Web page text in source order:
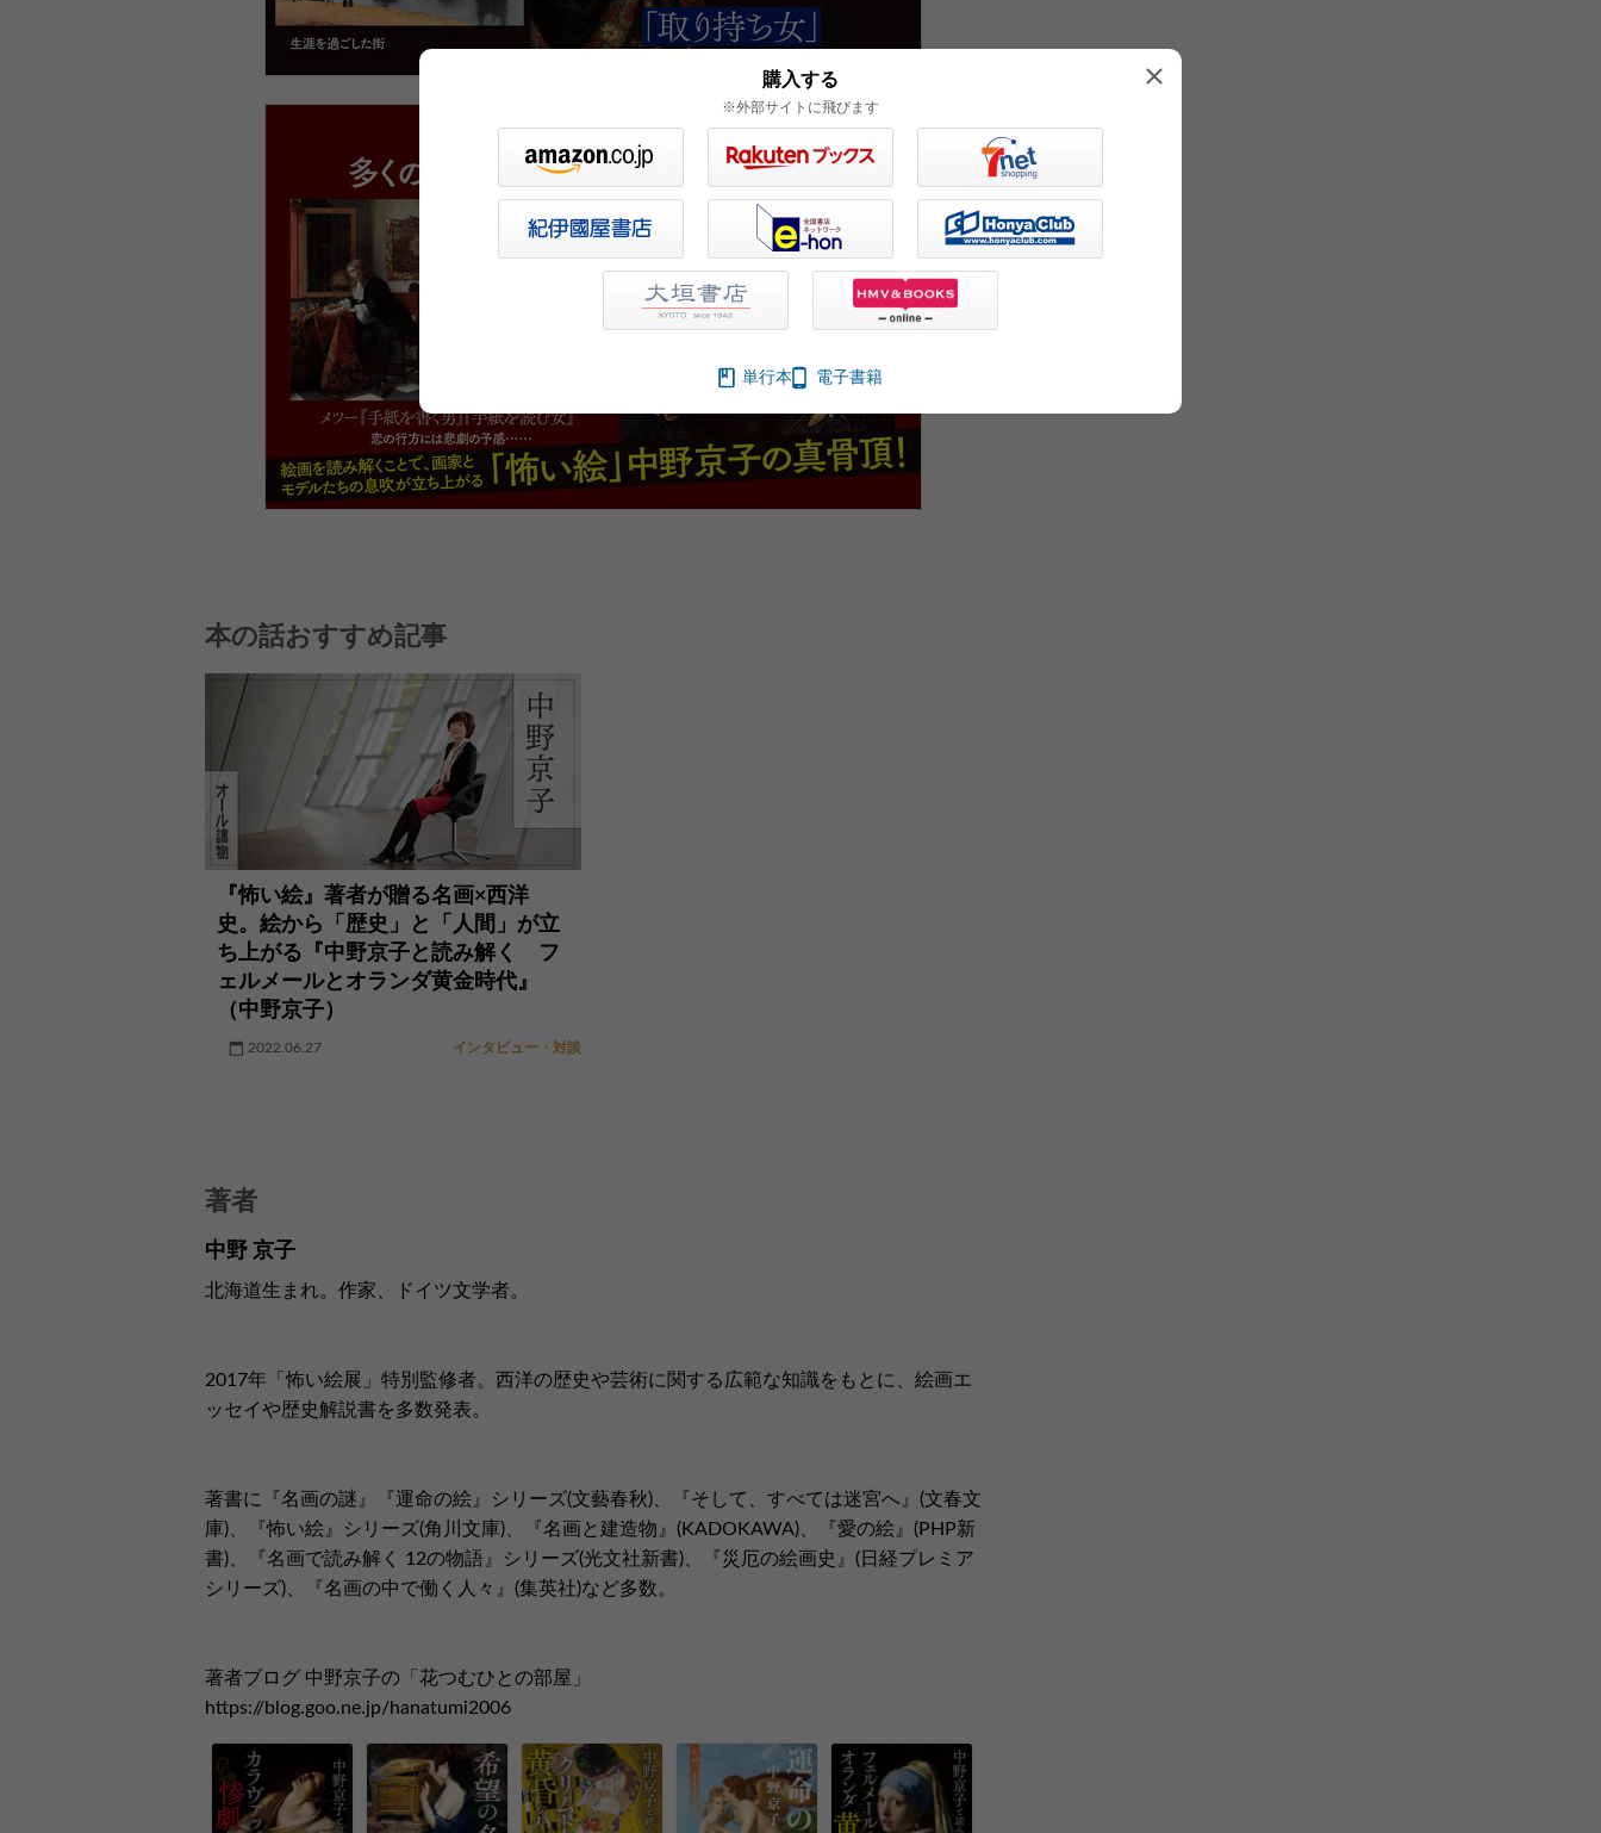
本の話おすすめ記事
『怖い絵』著者が贈る名画×西洋
史。絵から「歴史」と「人間」が立
ち上がる『中野京子と読み解く フ
ェルメールとオランダ黄金時代』
（中野京子）
2022.06.27 インタビュー・対談
著者
中野 京子
北海道生まれ。作家、ドイツ文学者。
2017年「怖い絵展」特別監修者。西洋の歴史や芸術に関する広範な知識をもとに、絵画エ
ッセイや歴史解説書を多数発表。
著書に『名画の謎』『運命の絵』シリーズ(文藝春秋)、『そして、すべては迷宮へ』(文春文
庫)、『怖い絵』シリーズ(角川文庫)、『名画と建造物』(KADOKAWA)、『愛の絵』(PHP新
書)、『名画で読み解く 12の物語』シリーズ(光文社新書)、『災厄の絵画史』(日経プレミア
シリーズ)、『名画の中で働く人々』(集英社)など多数。
著者ブログ 中野京子の「花つむひとの部屋」
https://blog.goo.ne.jp/hanatumi2006
購入する
※外部サイトに飛びます
単行本 電子書籍